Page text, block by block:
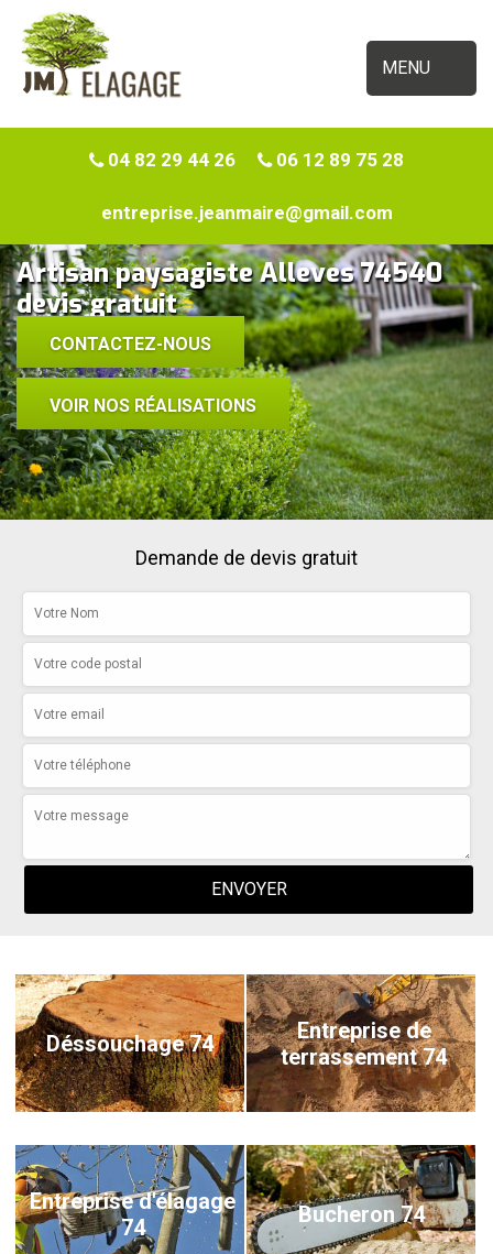
MENU
04 82 29 44 26 06 12 89 75 28
entreprise.jeanmaire@gmail.com
Artisan paysagiste Alleves 74540
devis gratuit
CONTACTEZ-NOUS
VOIR NOS RÉALISATIONS
Demande de devis gratuit
Déssouchage 74
Entreprise de
terrassement 74
Entreprise d'élagage
74
Bucheron 74